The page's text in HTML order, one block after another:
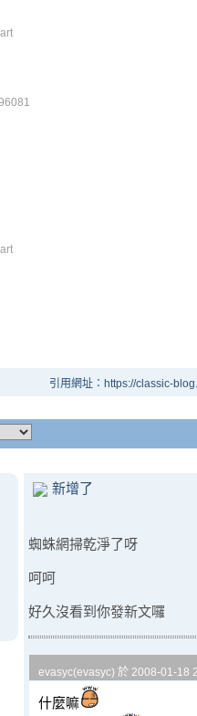
引用網址：https://classic-
新增了
蜘蛛網掃乾淨了呀
呵呵
好久沒看到你發新文囉
evasyc(evasyc) 於 2008-01-18
什麼嘛